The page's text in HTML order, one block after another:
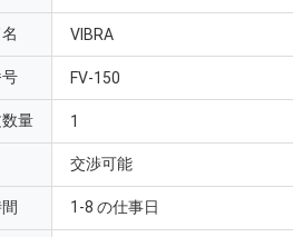
VIBRA
FV-150
量 1
交渉可能
1-8 の仕事日